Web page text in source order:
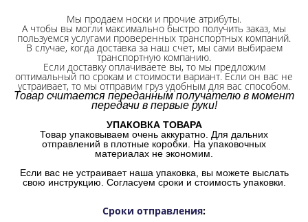
Мы продаем носки и прочие атрибуты.
А чтобы вы могли максимально быстро получить заказ, мы
пользуемся услугами проверенных транспортных компаний.
В случае, когда доставка за наш счет, мы сами выбираем
транспортную компанию.
Если доставку оплачиваете вы, то мы предложим
оптимальный по срокам и стоимости вариант. Если он вас не
устраивает, то мы отправим груз удобным для вас способом.
Товар считается переданным получателю в момент
передачи в первые руки!
УПАКОВКА ТОВАРА
Товар упаковываем очень аккуратно. Для дальних
отправлений в плотные коробки. На упаковочных
материалах не экономим.
Если вас не устраивает наша упаковка, вы можете выслать
свою инструкцию. Согласуем сроки и стоимость упаковки.
Сроки отправления: